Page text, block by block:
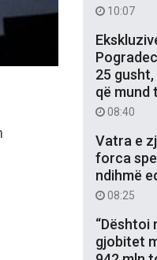
10:07
25
që mund
08:40
Vatra e
forca
ndihmë
08:25
“Dështoi
gjobitet